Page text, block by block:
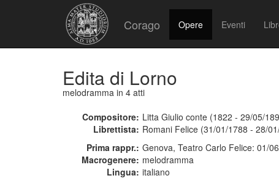
Corago Opere Eventi
Edita di Lorno
melodramma in 4 atti
Compositore: Litta Giulio conte (1822 - 29/05/
Librettista: Romani Felice (31/01/1788 - 28/
Prima rappr.: Genova, Teatro Carlo Felice: 01/
Macrogenere: melodramma
Lingua: italiano